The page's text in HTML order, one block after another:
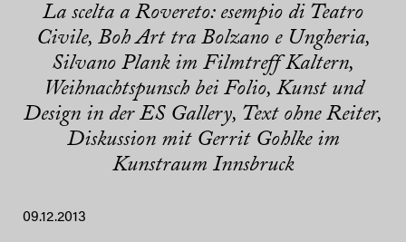
La scelta a Rovereto: esempio di Teatro
Civile, Boh Art tra Bolzano e Ungheria,
Silvano Plank im Filmtreff Kaltern,
Weihnachtspunsch bei Folio, Kunst und
Design in der ES Gallery, Text ohne Reiter,
Diskussion mit Gerrit Gohlke im
Kunstraum Innsbruck
09.12.2013